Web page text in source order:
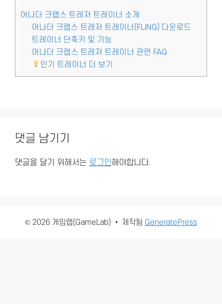
어나더 크랩스 트레저 트레이너 소개
어나더 크랩스 트레저 트레이너(FLiNG) 다운로드
트레이너 단축키 및 기능
어나더 크랩스 트레저 트레이너 관련 FAQ
인기 트레이너 더 보기
댓글 남기기
댓글을 달기 위해서는 로그인해야합니다.
© 2026 게임랩(GameLab) • 제작됨 GeneratePress